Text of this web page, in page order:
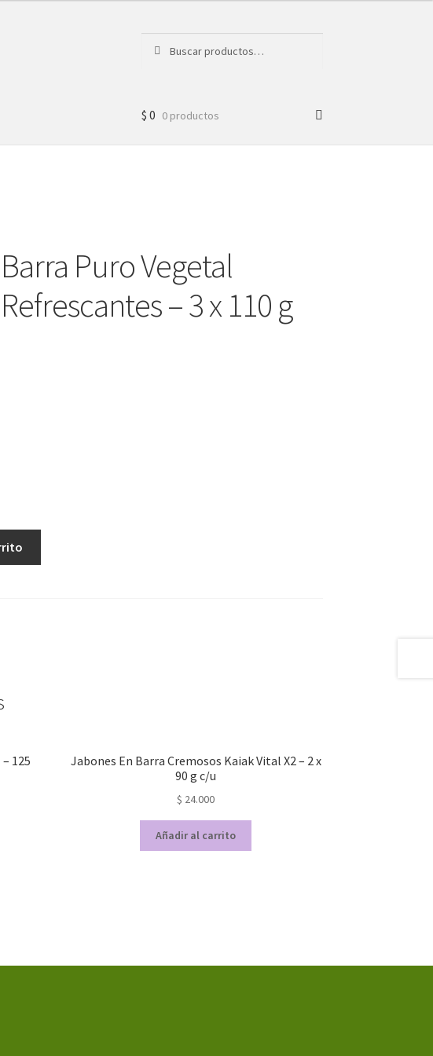
por:
$ 0 0 productos
Puro Vegetal
– 3 x 110 g
125
Jabones En Barra Cremosos Kaiak Vital X2 – 2 x
90 g c/u
$ 24.000
Añadir al carrito